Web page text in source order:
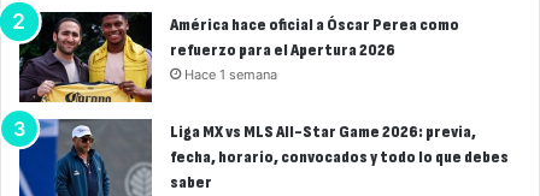
América hace oficial a Óscar Perea como
refuerzo para el Apertura 2026
Hace 1 semana
Liga MX vs MLS All-Star Game 2026: previa,
fecha, horario, convocados y todo lo que debes
saber